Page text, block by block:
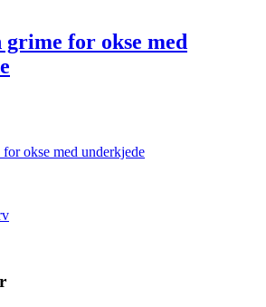
for okse med
okse med underkjede